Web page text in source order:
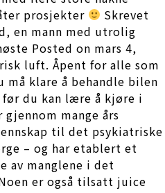
prosjekter
Skrevet
en mann med utrolig
Posted on mars 4,
luft. Åpent for alle som
må klare å behandle bilen
du kan lære å kjøre i
gjennom mange års
til det psykiatriske
– og har etablert et
av manglene i det
er også tilsatt juice